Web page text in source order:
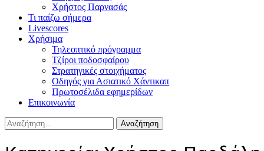
Χρήστος Παρνασάς
Τι παίζω σήμερα
Livescores
Χρήσιμα
Τηλεοπτικό πρόγραμμα
Τζίροι ποδοσφαίρου
Στρατηγικές στοιχήματος
Οδηγός για Ασιατικό Χάντικαπ
Πρωτοσέλιδα εφημερίδων
Επικοινωνία
Αναζήτηση
για: